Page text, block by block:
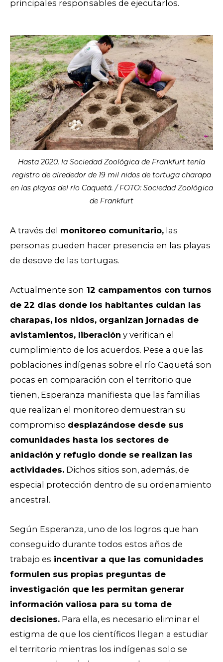
principales responsables de ejecutarlos.
Hasta 2020, la Sociedad Zoológica de Frankfurt tenía
registro de alrededor de 19 mil nidos de tortuga charapa
en las playas del río Caquetá. / FOTO: Sociedad Zoológica
de Frankfurt
A través del monitoreo comunitario, las
personas pueden hacer presencia en las playas
de desove de las tortugas.
Actualmente son 12 campamentos con turnos
de 22 días donde los habitantes cuidan las
charapas, los nidos, organizan jornadas de
avistamientos, liberación y verifican el
cumplimiento de los acuerdos. Pese a que las
poblaciones indígenas sobre el río Caquetá son
pocas en comparación con el territorio que
tienen, Esperanza manifiesta que las familias
que realizan el monitoreo demuestran su
compromiso desplazándose desde sus
comunidades hasta los sectores de
anidación y refugio donde se realizan las
actividades. Dichos sitios son, además, de
especial protección dentro de su ordenamiento
ancestral.
Según Esperanza, uno de los logros que han
conseguido durante todos estos años de
trabajo es incentivar a que las comunidades
formulen sus propias preguntas de
investigación que les permitan generar
información valiosa para su toma de
decisiones. Para ella, es necesario eliminar el
estigma de que los científicos llegan a estudiar
el territorio mientras los indígenas solo se